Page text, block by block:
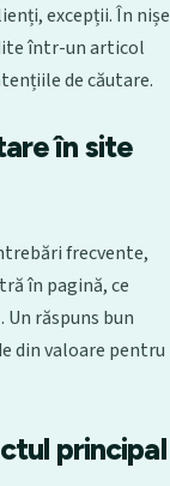
excepții. În nișe
într-un articol
de căutare.
în site
frecvente,
în pagină, ce
răspuns bun
din valoare pentru
principal